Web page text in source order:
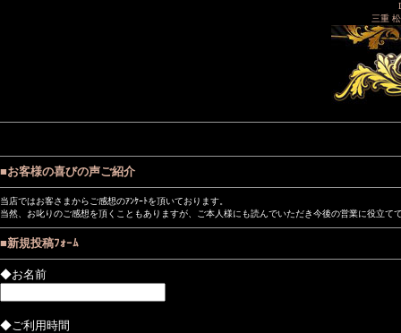
三重
■お客様の喜びの声ご紹介
当店ではお客さまからご感想のｱﾝｹｰﾄを頂いております。
当然、お叱りのご感想を頂くこともありますが、ご本人様にも読んでいただき今後の営業に役立
■新規投稿ﾌｫｰﾑ
◆お名前
◆ご利用時間